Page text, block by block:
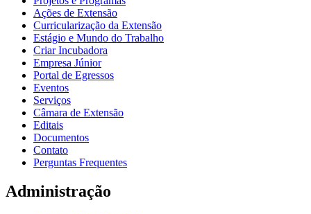
Ações de Extensão
Curricularização da Extensão
Estágio e Mundo do Trabalho
Criar Incubadora
Empresa Júnior
Portal de Egressos
Eventos
Serviços
Câmara de Extensão
Editais
Documentos
Contato
Perguntas Frequentes
Administração